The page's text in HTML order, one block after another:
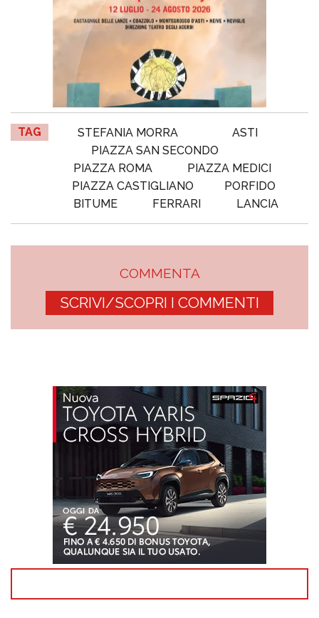
TAG STEFANIA MORRA
ASTI
PIAZZA SAN SECONDO
PIAZZA ROMA
PIAZZA MEDICI
PIAZZA CASTIGLIANO
PORFIDO
BITUME
FERRARI LANCIA
COMMENTA
SCRIVI/SCOPRI I COMMENTI